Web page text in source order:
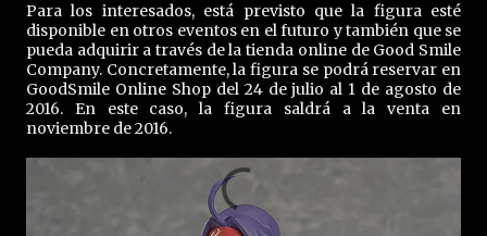
Para los interesados, está previsto que la figura esté
disponible en otros eventos en el futuro y también que se
pueda adquirir a través de la tienda online de Good Smile
Company. Concretamente, la figura se podrá reservar en
GoodSmile Online Shop del 24 de julio al 1 de agosto de
2016. En este caso, la figura saldrá a la venta en
noviembre de 2016.